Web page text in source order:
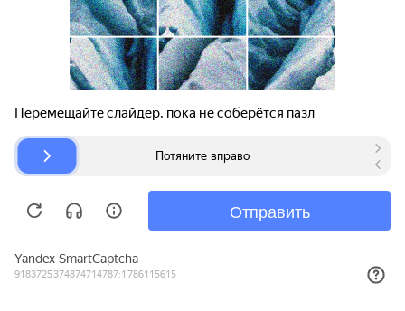
Для автокомпаний
Авторазборки
Помощь
Карта сайта
© bibinet.ru - система поиска запчастей,
Copyright 2010-2026 Все права защищены